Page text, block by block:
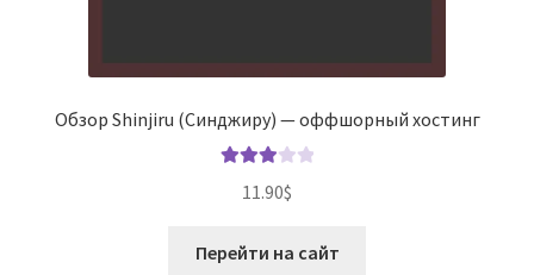
Обзор Shinjiru (Синджиру) — оффшорный хостинг
11.90$
Перейти на сайт